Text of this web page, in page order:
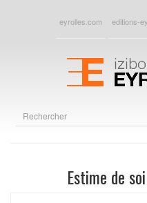
eyrolles.com editions-
Estime de